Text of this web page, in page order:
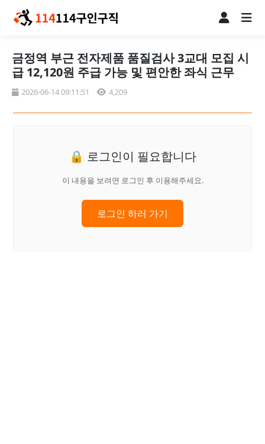
금정역 부근 전자제품 품질검사 3교대 모집 시
급 12,120원 주급 가능 및 편안한 좌식 근무
2026-06-14 09:11:51 4,209
🔒 로그인이 필요합니다
이 내용을 보려면 로그인 후 이용해주세요.
로그인 하러 가기